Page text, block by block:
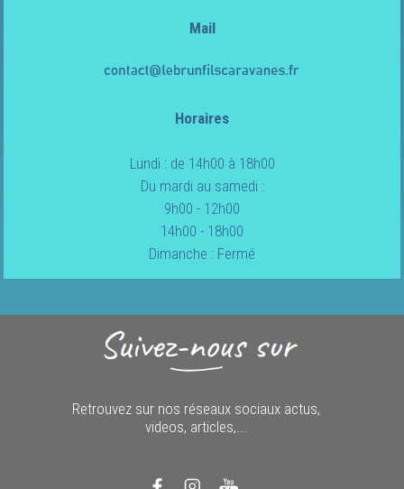
Mail
Horaires
Lundi : de 14h00 à 18h00
Du mardi au samedi :
9h00 - 12h00
14h00 - 18h00
Dimanche : Fermé
Retrouvez sur nos réseaux sociaux actus,
videos, articles,...